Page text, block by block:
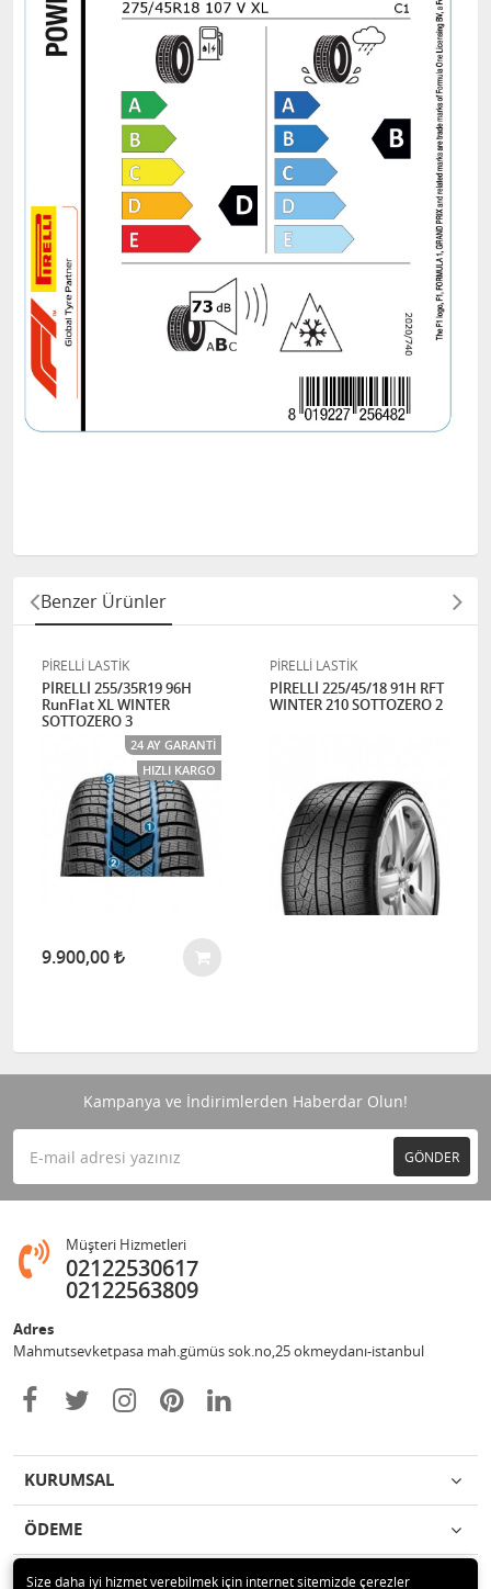
Benzer Ürünler
PİRELLİ LASTİK
PİRELLİ 255/35R19 96H
RunFlat XL WINTER
SOTTOZERO 3
24 AY GARANTI
HIZLI KARGO
9.900,00
PİRELLİ LASTİK
PİRELLİ 225/45/18 91H RFT
WINTER 210 SOTTOZERO 2
Kampanya ve İndirimlerden Haberdar Olun!
GÖNDER
Müşteri Hizmetleri
02122530617
02122563809
Adres
Mahmutsevketpasa mah.gümüs sok.no,25 okmeydanı-istanbul
KURUMSAL
ÖDEME
İLETİŞİM
Size daha iyi hizmet verebilmek için internet sitemizde çerezler